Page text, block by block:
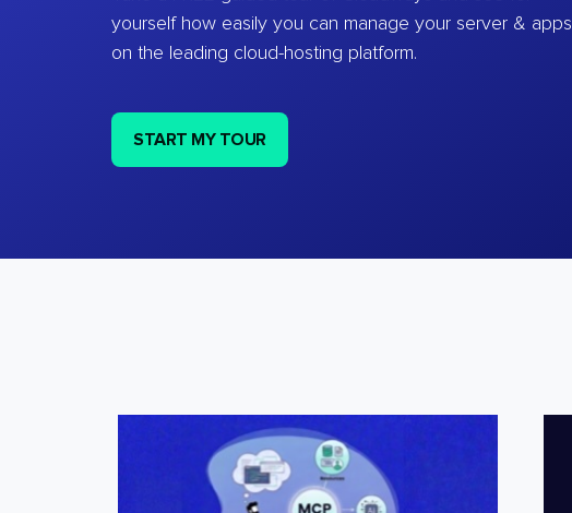
yourself how easily you can manage your server & apps
on the leading cloud-hosting platform.
START MY TOUR